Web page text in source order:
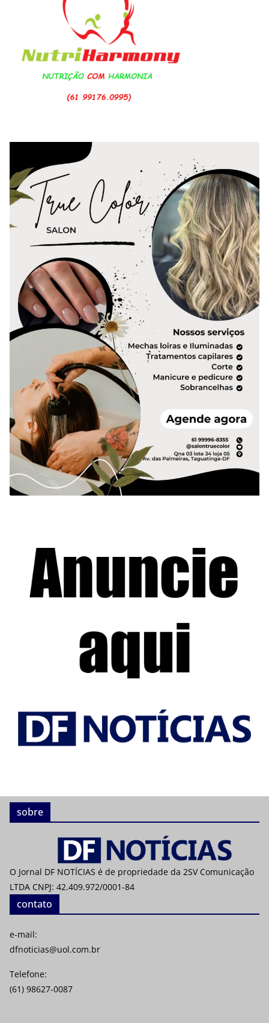
sobre
O Jornal DF NOTÍCIAS é de propriedade da 2SV Comunicação
LTDA CNPJ: 42.409.972/0001-84
contato
e-mail:
dfnoticias@uol.com.br
Telefone:
(61) 98627-0087